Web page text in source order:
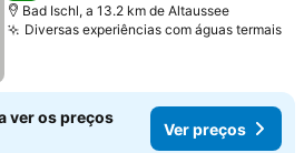
Bad Ischl, a 13.2 km de Altaussee
Diversas experiências com águas termais
ver os preços
Ver preços